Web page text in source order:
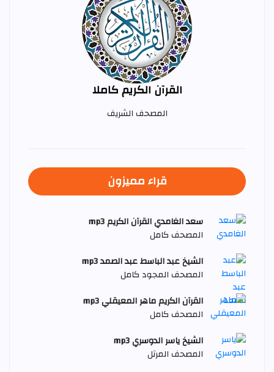
القرآن الكريم كاملا
المصحف الشريف
قراء مميزون
سعد الغامدي القرآن الكريم mp3
المصحف كامل
الشيخ عبد الباسط عبد الصمد mp3
المصحف المجود كامل
القرآن الكريم ماهر المعيقلي mp3
المصحف كامل
الشيخ ياسر الدوسري mp3
المصحف المرتل